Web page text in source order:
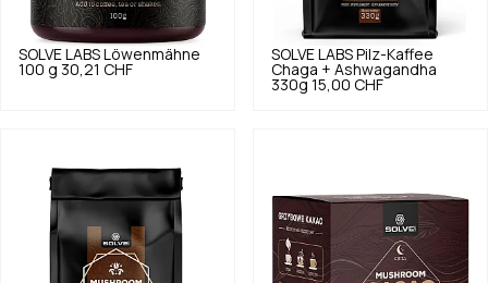
SOLVE LABS Löwenmähne
100 g 30,21 CHF
SOLVE LABS Pilz-Kaffee
Chaga + Ashwagandha
330g 15,00 CHF